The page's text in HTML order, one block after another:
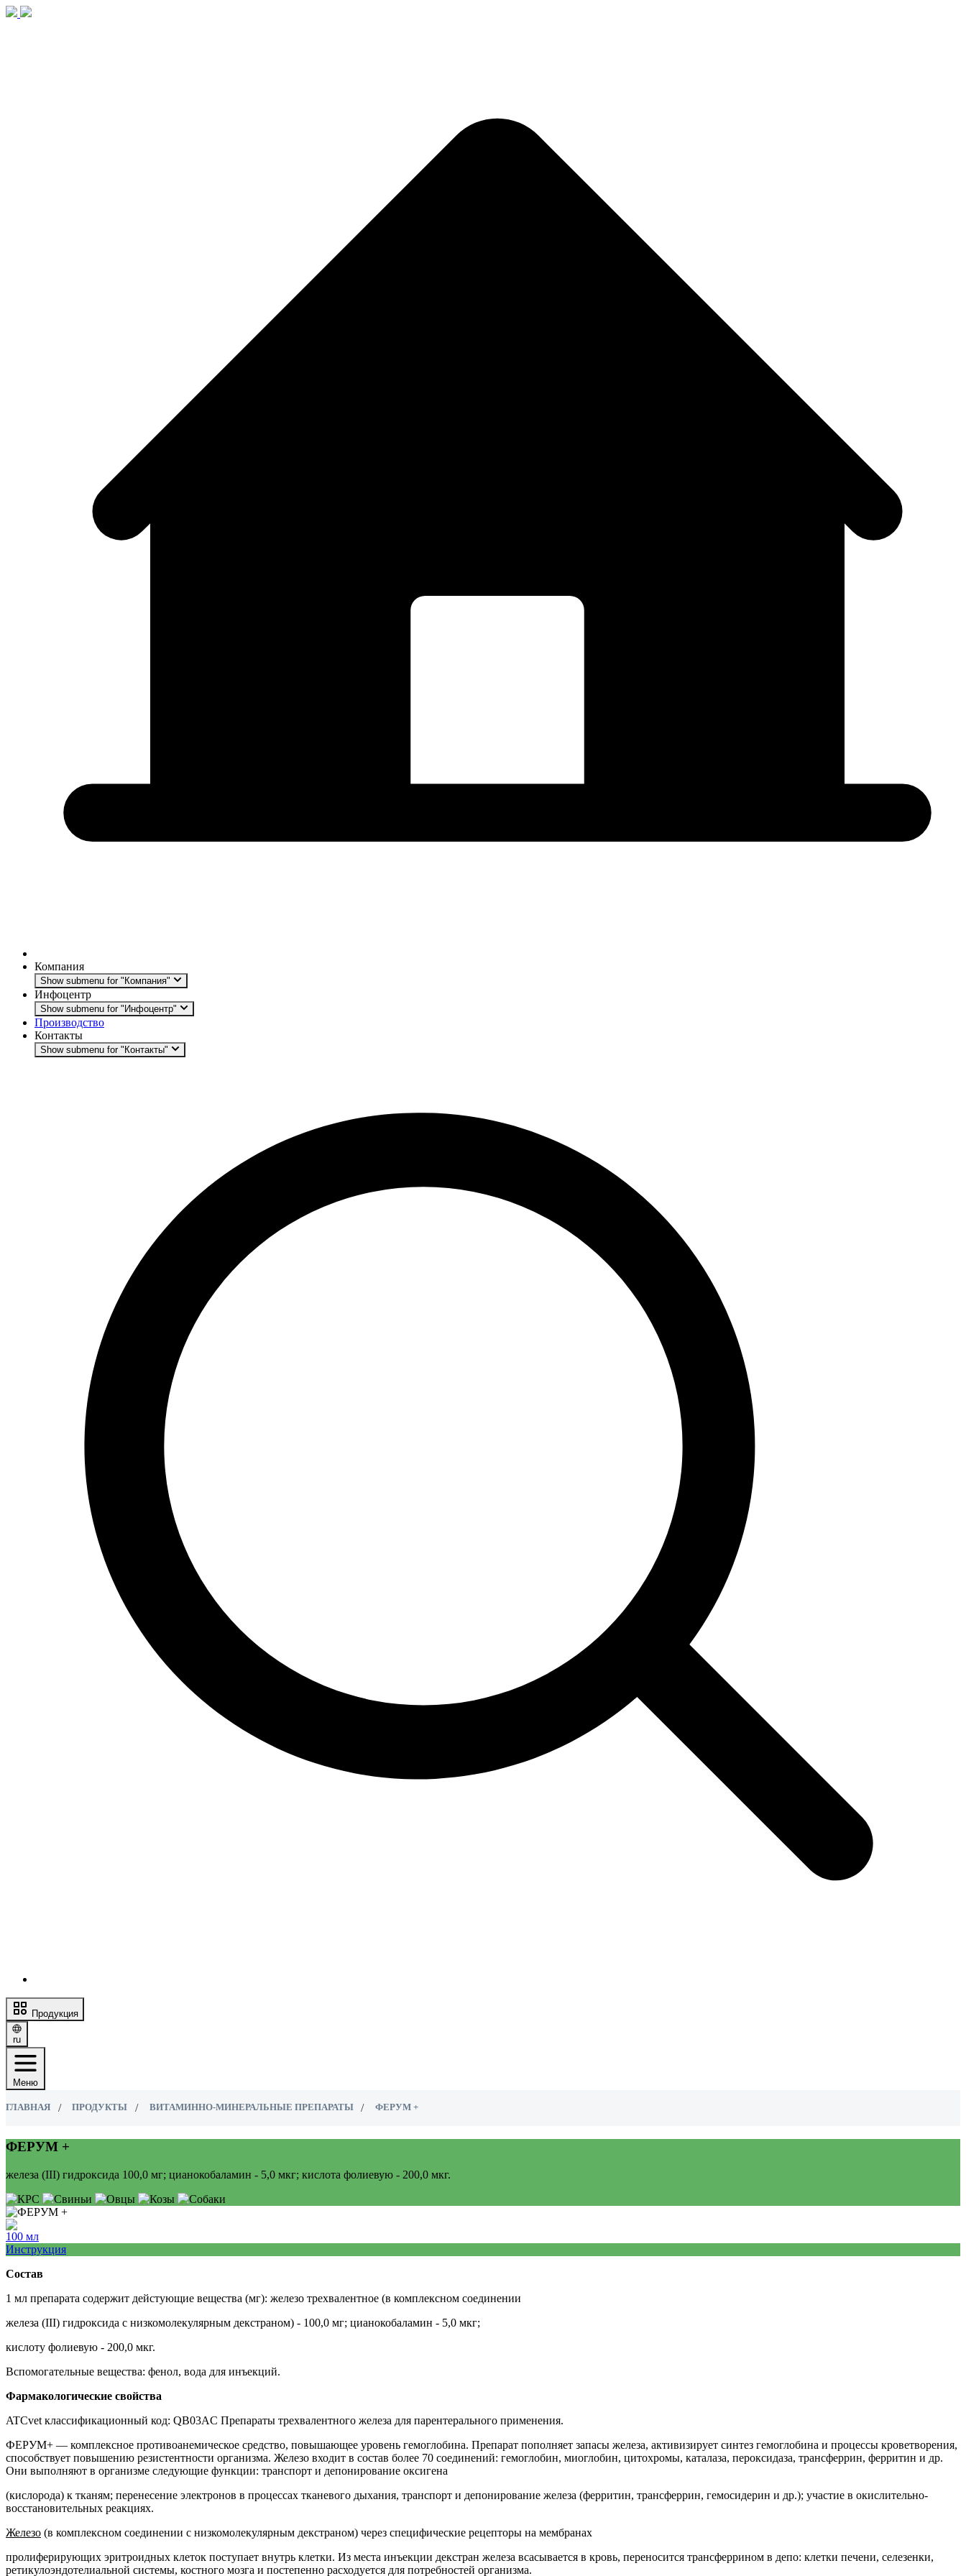
Компания
Show submenu for "Компания"
Инфоцентр
Show submenu for "Инфоцентр"
Производство
Контакты
Show submenu for "Контакты"
Продукция
ru
Меню
ГЛАВНАЯ ПРОДУКТЫ ВИТАМИННО-МИНЕРАЛЬНЫЕ ПРЕПАРАТЫ ФЕРУМ +
ФЕРУМ +
железа (ІІІ) гидроксида 100,0 мг; цианокобаламин - 5,0 мкг; кислота фолиевую - 200,0 мкг.
100 мл
Инструкция
Состав
1 мл препарата содержит дейстующие вещества (мг): железо трехвалентное (в комплексном соединении
железа (ІІІ) гидроксида с низкомолекулярным декстраном) - 100,0 мг; цианокобаламин - 5,0 мкг;
кислоту фолиевую - 200,0 мкг.
Вспомогательные вещества: фенол, вода для инъекций.
Фармакологические свойства
ATCvet классификационный код: QB03AC Препараты трехвалентного железа для парентерального применения.
ФЕРУМ+ — комплексное противоанемическое средство, повышающее уровень гемоглобина. Препарат пополняет запасы железа, активизирует синтез гемоглобина и процессы кроветворения,
способствует повышению резистентности организма. Железо входит в состав более 70 соединений: гемоглобин, миоглобин, цитохромы, каталаза, пероксидаза, трансферрин, ферритин и др.
Они выполняют в организме следующие функции: транспорт и депонирование оксигена
(кислорода) к тканям; перенесение электронов в процессах тканевого дыхания, транспорт и депонирование железа (ферритин, трансферрин, гемосидерин и др.); участие в окислительно-
восстановительных реакциях.
Железо (в комплексном соединении с низкомолекулярным декстраном) через специфические рецепторы на мембранах
пролиферирующих эритроидных клеток поступает внутрь клетки. Из места инъекции декстран железа всасывается в кровь, переносится трансферрином в депо: клетки печени, селезенки,
ретикулоэндотелиальной системы, костного мозга и постепенно расходуется для потребностей организма.